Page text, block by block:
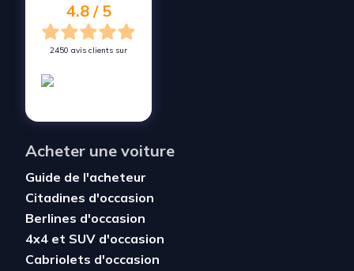
4.8 / 5
2450 avis clients sur
Acheter une voiture
Guide de l'acheteur
Citadines d'occasion
Berlines d'occasion
4x4 et SUV d'occasion
Cabriolets d'occasion